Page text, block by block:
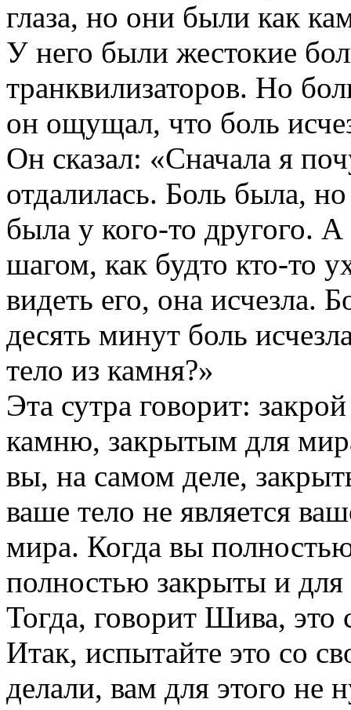
глаза, но они были как
У него были жестокие
транквилизаторов. Но
он ощущал, что боль
Он сказал: «Сначала я
отдалилась. Боль была,
была у кого-то другого.
шагом, как будто кто-то
видеть его, она исчезла.
десять минут боль
тело из камня?»
Эта сутра говорит:
камню, закрытым для
вы, на самом деле,
ваше тело не является
мира. Когда вы
полностью закрыты и для
Тогда, говорит Шива, это
Итак, испытайте это со
делали, вам для этого не